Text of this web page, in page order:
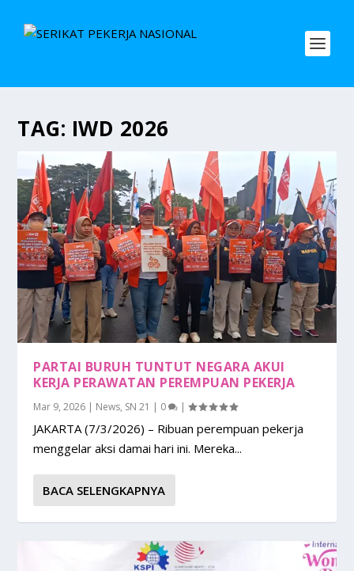
TAG: IWD 2026
PARTAI BURUH TUNTUT NEGARA AKUI
KERJA PERAWATAN PEREMPUAN PEKERJA
Mar 9, 2026 | News, SN 21 | 0 |
JAKARTA (7/3/2026) – Ribuan perempuan pekerja
menggelar aksi damai hari ini. Mereka...
BACA SELENGKAPNYA